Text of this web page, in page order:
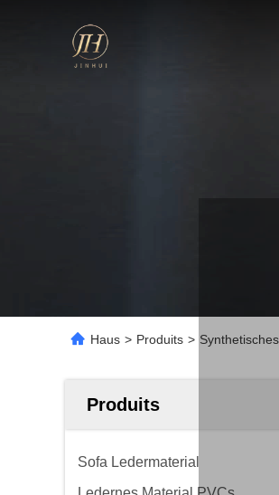
Haus > Produits >
Produits
Sofa Ledermaterial